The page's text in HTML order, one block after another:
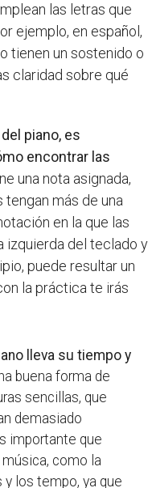
las letras que
ejemplo, en español,
tienen un sostenido o
claridad sobre qué
piano, es
encontrar las
una nota asignada,
más de una
en la que las
izquierda del teclado y
puede resultar un
la práctica te irás
lleva su tiempo y
buena forma de
sencillas, que
demasiado
importante que
como la
y los tempo, ya que